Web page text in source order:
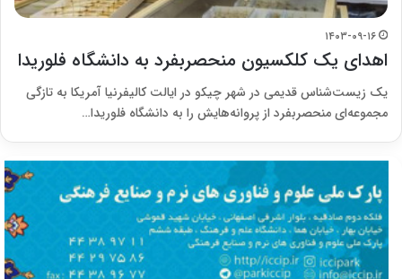
۱۴۰۳-۰۹-۱۶
اهدای یک کلکسیون منحصربفرد به دانشگاه فلوریدا
یک زیست‌شناس قدیمی در شهر چیکو در ایالت کالیفرنیا آمریکا به تازگی
مجموعه‌ای منحصربفرد از پروانه‌هایش را به دانشگاه فلوریدا…